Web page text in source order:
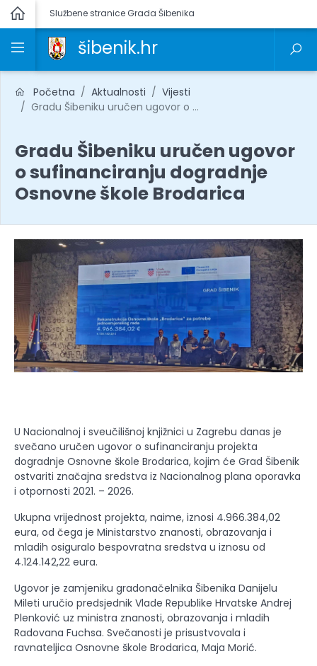
Službene stranice Grada Šibenika
šibenik.hr
Početna Aktualnosti
Vijesti
Gradu Šibeniku uručen ugovor o ...
Gradu Šibeniku uručen ugovor
o sufinanciranju dogradnje
Osnovne škole Brodarica
U Nacionalnoj i sveučilišnoj knjižnici u Zagrebu danas je
svečano uručen ugovor o sufinanciranju projekta
dogradnje Osnovne škole Brodarica, kojim će Grad Šibenik
ostvariti značajna sredstva iz Nacionalnog plana oporavka
i otpornosti 2021. – 2026.
Ukupna vrijednost projekta, naime, iznosi 4.966.384,02
eura, od čega je Ministarstvo znanosti, obrazovanja i
mladih osiguralo bespovratna sredstva u iznosu od
4.124.142,22 eura.
Ugovor je zamjeniku gradonačelnika Šibenika Danijelu
Mileti uručio predsjednik Vlade Republike Hrvatske Andrej
Plenković uz ministra znanosti, obrazovanja i mladih
Radovana Fuchsa. Svečanosti je prisustvovala i
ravnateljica Osnovne škole Brodarica, Maja Morić.